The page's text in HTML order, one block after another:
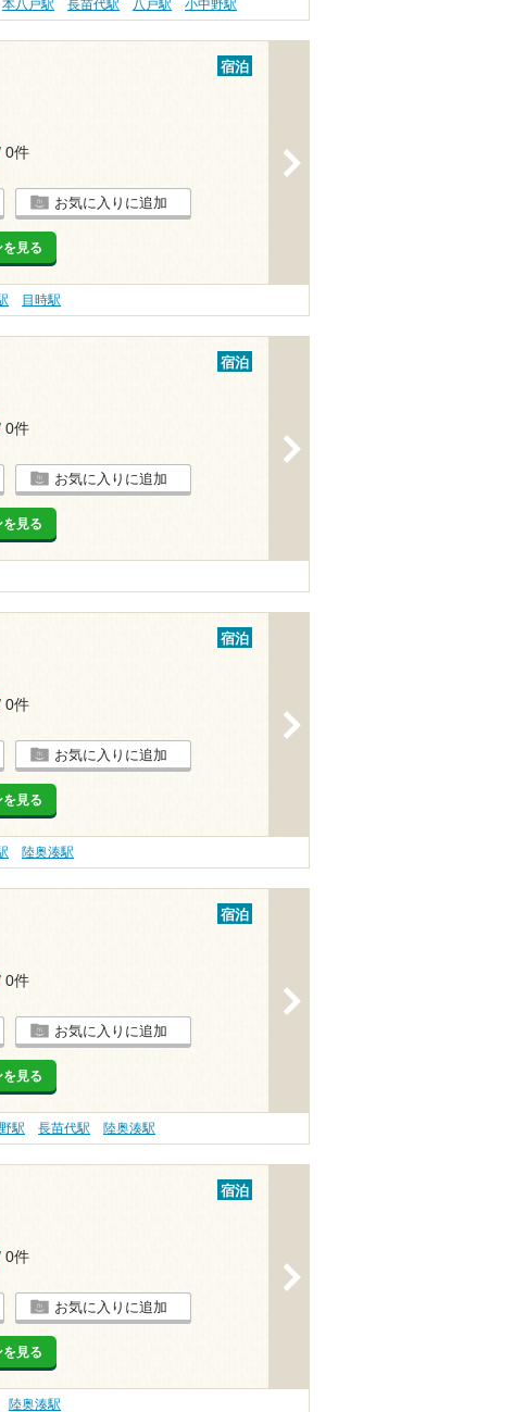
本八戸駅 長苗代駅 八戸駅 小中野駅
宿泊
0件
お気に入りに追加
見る
目時駅
宿泊
0件
お気に入りに追加
見る
宿泊
0件
お気に入りに追加
見る
陸奥湊駅
宿泊
0件
お気に入りに追加
見る
駅 長苗代駅 陸奥湊駅
宿泊
0件
お気に入りに追加
見る
陸奥湊駅